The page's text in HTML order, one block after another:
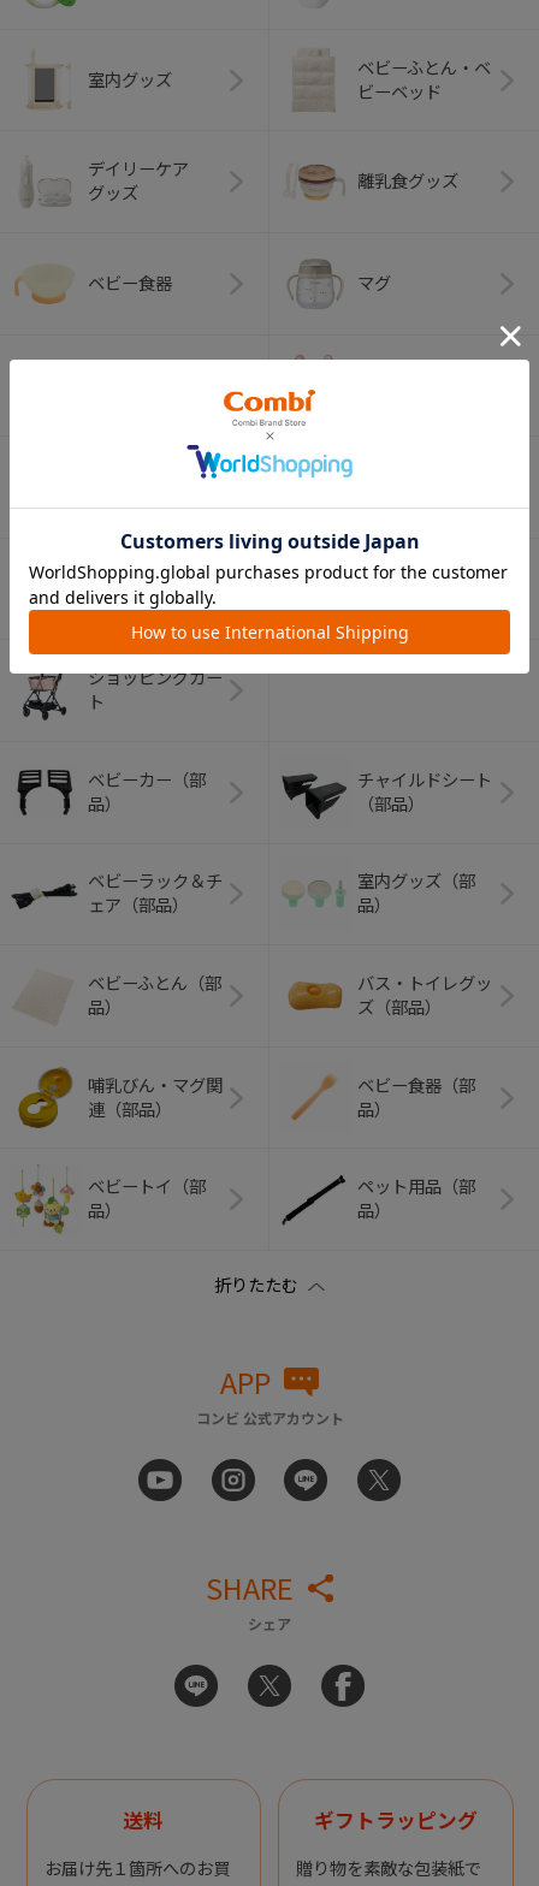
室内グッズ
ベビーふとん・ベ
ビーベッド
デイリーケア
グッズ
離乳食グッズ
ベビー食器 マグ
アウトドアグッズ
（ヘルメット）
ショッピングカー
ト
ベビーカー（部
品）
チャイルドシート
（部品）
ベビーラック＆チ
ェア（部品）
室内グッズ（部
品）
ベビーふとん（部
品）
バス・トイレグッ
ズ（部品）
哺乳びん・マグ関
連（部品）
ベビー食器（部
品）
ベビートイ（部
品）
ペット用品（部
品）
APP
コンビ 公式アカウント
SHARE
シェア
送料
お届け先１箇所へのお買
ギフトラッピング
贈り物を素敵な包装紙で